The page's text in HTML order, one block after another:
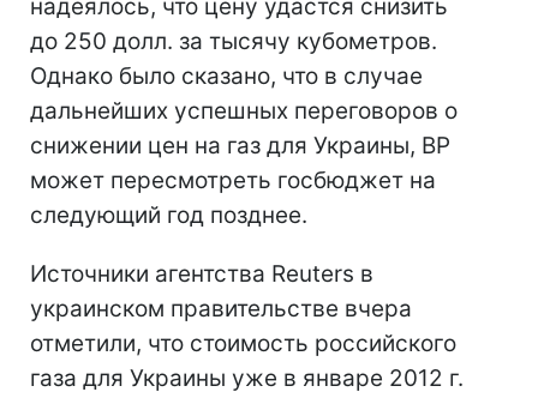
надеялось, что цену удастся снизить
до 250 долл. за тысячу кубометров.
Однако было сказано, что в случае
дальнейших успешных переговоров о
снижении цен на газ для Украины, ВР
может пересмотреть госбюджет на
следующий год позднее.
Источники агентства Reuters в
украинском правительстве вчера
отметили, что стоимость российского
газа для Украины уже в январе 2012 г.